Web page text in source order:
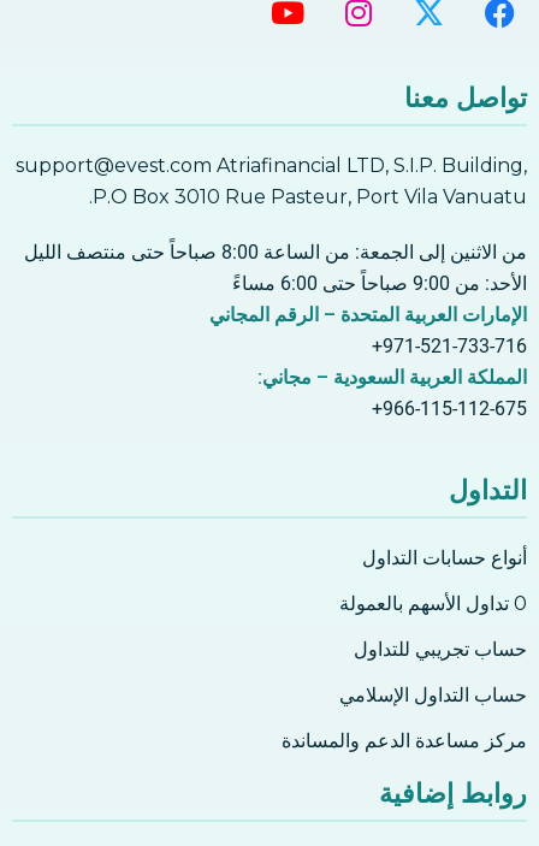
تواصل معنا
support@evest.com Atriafinancial LTD, S.I.P. Building,
P.O Box 3010 Rue Pasteur, Port Vila Vanuatu.
من الاثنين إلى الجمعة: من الساعة 8:00 صباحاً حتى منتصف الليل
الأحد: من 9:00 صباحاً حتى 6:00 مساءً
الإمارات العربية المتحدة – الرقم المجاني
971-521-733-716+
المملكة العربية السعودية – مجاني:
966-115-112-675+
التداول
أنواع حسابات التداول
0 تداول الأسهم بالعمولة
حساب تجريبي للتداول
حساب التداول الإسلامي
مركز مساعدة الدعم والمساندة
روابط إضافية